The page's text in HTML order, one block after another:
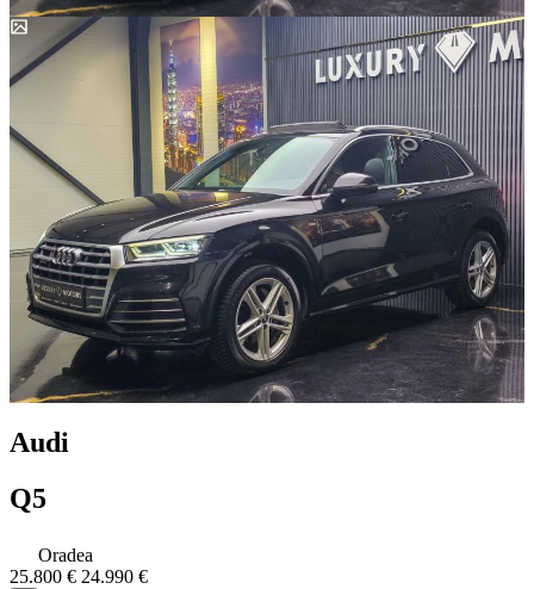
Audi
Q5
Oradea
25.800 € 24.990 €